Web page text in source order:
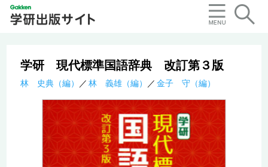
学研 現代標準国語辞典 改訂第３版
林 史典（編） 林 義雄（編） 金子 守（編）